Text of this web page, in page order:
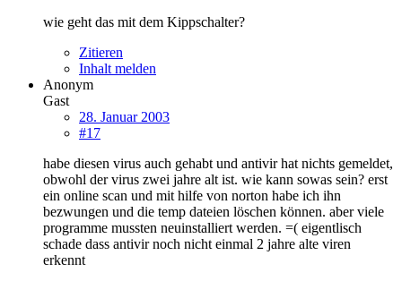
wie geht das mit dem Kippschalter?
Zitieren
Inhalt melden
Anonym
Gast
28. Januar 2003
#17
habe diesen virus auch gehabt und antivir hat nichts gemeldet,
obwohl der virus zwei jahre alt ist. wie kann sowas sein? erst
ein online scan und mit hilfe von norton habe ich ihn
bezwungen und die temp dateien löschen können. aber viele
programme mussten neuinstalliert werden. =( eigentlisch
schade dass antivir noch nicht einmal 2 jahre alte viren
erkennt